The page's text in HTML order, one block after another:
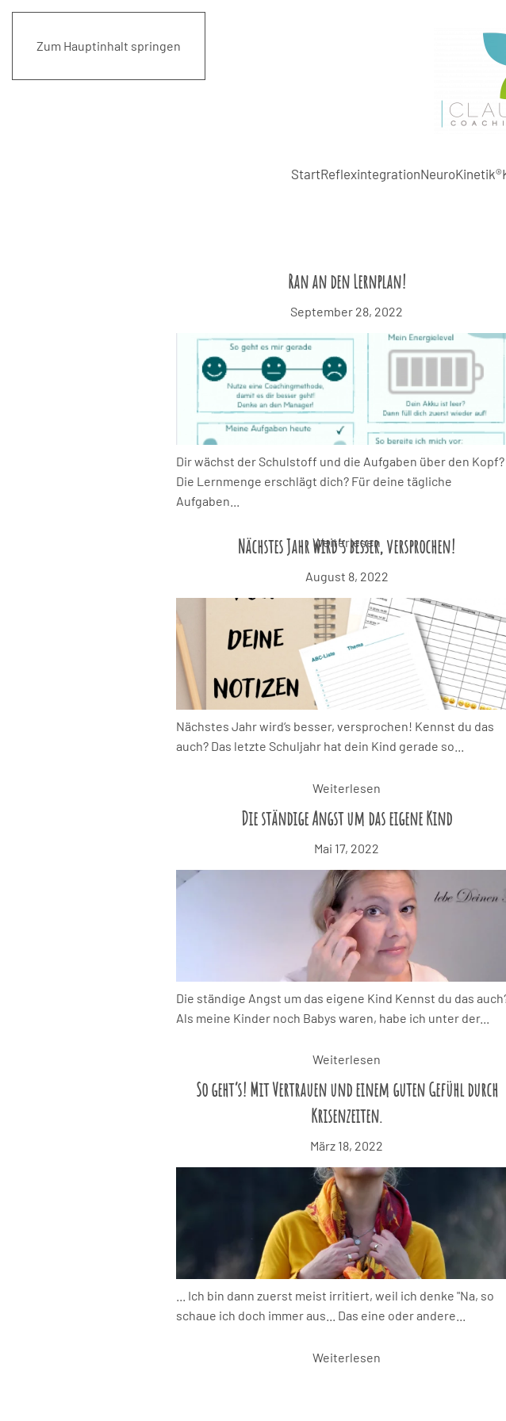
Zum Hauptinhalt springen
StartReflexintegrationNeuroKinetik®
Ran an den Lernplan!
September 28, 2022
Dir wächst der Schulstoff und die Aufgaben über den Kopf?
Die Lernmenge erschlägt dich? Für deine tägliche
Aufgaben...
Weiterlesen
Nächstes Jahr wird‘s besser, versprochen!
August 8, 2022
Nächstes Jahr wird‘s besser, versprochen! Kennst du das
auch? Das letzte Schuljahr hat dein Kind gerade so...
Weiterlesen
Die ständige Angst um das eigene Kind
Mai 17, 2022
Die ständige Angst um das eigene Kind Kennst du das
Als meine Kinder noch Babys waren, habe ich unter der...
Weiterlesen
So geht’s! Mit Vertrauen und einem guten Gefühl durch
Krisenzeiten.
März 18, 2022
... Ich bin dann zuerst meist irritiert, weil ich denke "Na, so
schaue ich doch immer aus... Das eine oder andere...
Weiterlesen